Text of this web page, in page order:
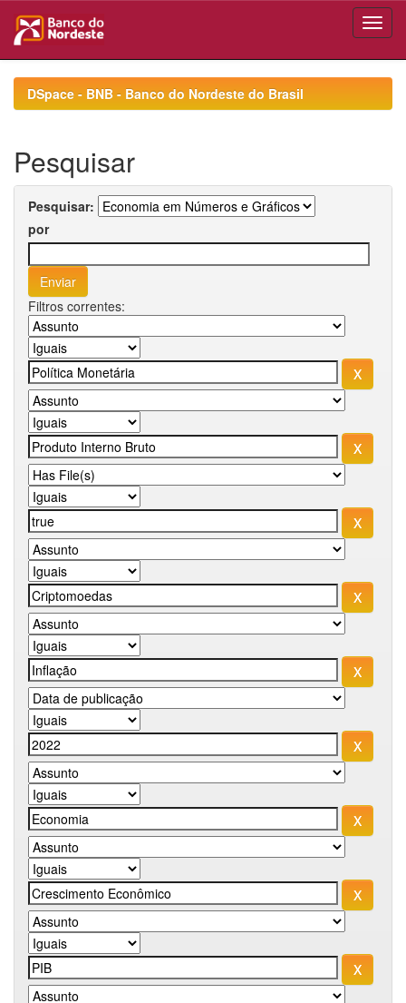
navigationDSpace - BNB - Banco do Nordeste do Brasil
Pesquisar
Pesquisar:
por
Filtros correntes: